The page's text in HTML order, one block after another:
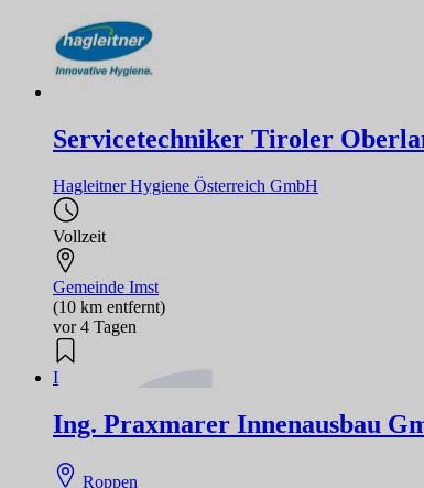
Servicetechniker Tiroler
Hagleitner Hygiene Österreich GmbH
Vollzeit
Gemeinde Imst
(10 km entfernt)
vor 4 Tagen
I
Ing. Praxmarer Innenausbau
Roppen